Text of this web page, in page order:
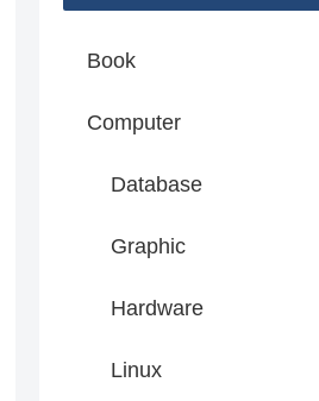
Book
Computer
Database
Graphic
Hardware
Linux